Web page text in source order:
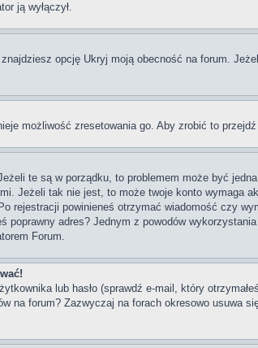
ją wyłączył.
opcję Ukryj moją obecność na forum.
możliwość zresetowania go. Aby zrobić to
te są w porządku, to problemem może być
Jeżeli tak nie jest, to może twoje konto wymaga
rejestracji powinieneś otrzymać wiadomość czy
poprawny adres? Jednym z powodów
Forum.
lub hasło (sprawdź e-mail, który
na forum? Zazwyczaj na forach okresowo